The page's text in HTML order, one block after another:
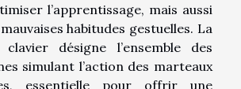
l’apprentissage, mais aussi
habitudes gestuelles. La
désigne l’ensemble des
simulant l’action des marteaux
essentielle pour offrir une